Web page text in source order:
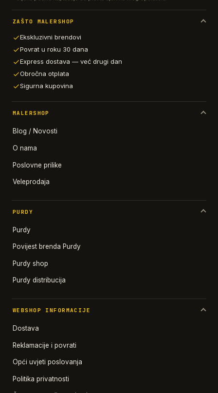
ZAŠTO MALERSHOP
Ekskluzivni brendovi
Povrat u roku 30 dana
Express dostava — već drugi dan
Obročna otplata
Sigurna kupovina
MALERSHOP
Blog / Novosti
O nama
Poslovne prilike
Veleprodaja
PURDY
Purdy
Povijest brenda Purdy
Purdy shop
Purdy distribucija
WEBSHOP INFORMACIJE
Dostava
Reklamacije i povrati
Opći uvjeti poslovanja
Politika privatnosti